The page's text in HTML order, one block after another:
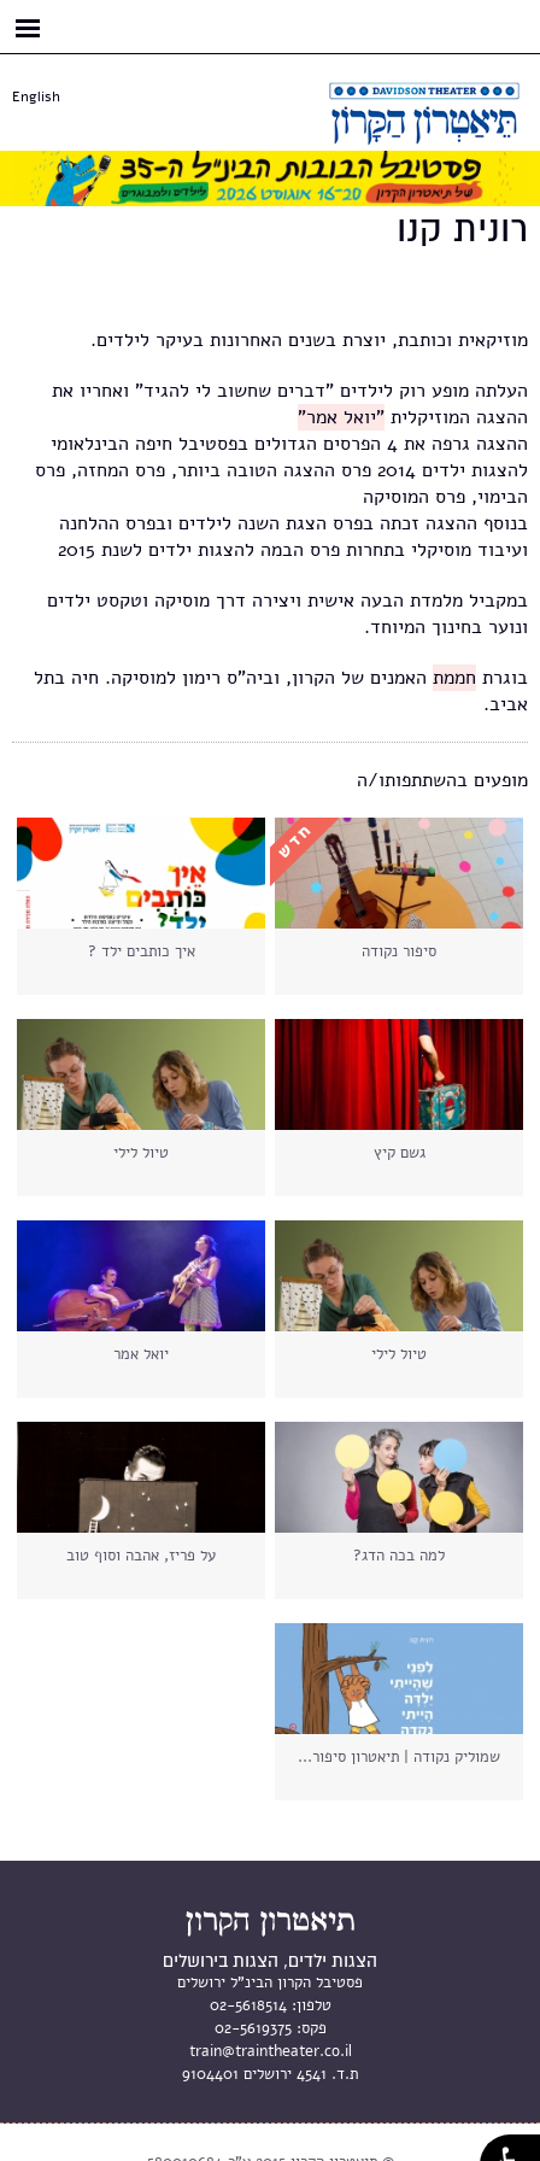
English
רונית קנו
מוזיקאית וכותבת, יוצרת בשנים האחרונות בעיקר לילדים.
העלתה מופע רוק לילדים "דברים שחשוב לי להגיד" ואחריו את
ההצגה המוזיקלית "יואל אמר"
ההצגה גרפה את 4 הפרסים הגדולים בפסטיבל חיפה הבינלאומי
להצגות ילדים 2014 פרס ההצגה הטובה ביותר, פרס המחזה, פרס
הבימוי, פרס המוסיקה
בנוסף ההצגה זכתה בפרס הצגת השנה לילדים ובפרס ההלחנה
ועיבוד מוסיקלי בתחרות פרס הבמה להצגות ילדים לשנת 2015
במקביל מלמדת הבעה אישית ויצירה דרך מוסיקה וטקסט ילדים
ונוער בחינוך המיוחד.
בוגרת חממת האמנים של הקרון, וביה"ס רימון למוסיקה. חיה בתל
אביב.
מופעים בהשתתפותו/ה
סיפור נקודה איך כותבים ילד ?
גשם קיץ טיול לילי
טיול לילי יואל אמר
למה בכה הדג? על פריז, אהבה וסוף טוב
שמוליק נקודה | תיאטרון סיפור...
הצגות ילדים, הצגות בירושלים
פסטיבל הקרון הבינ"ל ירושלים
טלפון: 02-5618514
פקס: 02-5619375
train@traintheater.co.il
ת.ד. 4541 ירושלים 9104401